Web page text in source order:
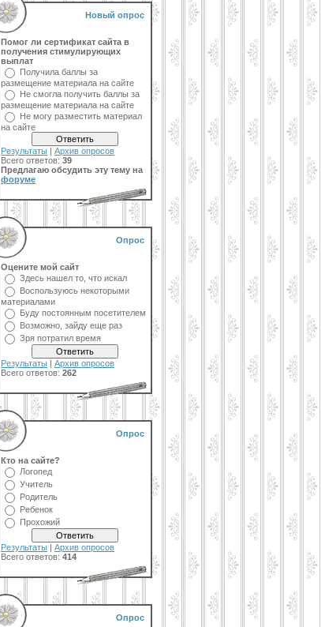
Новый опрос
Помог ли сертификат сайта в
получения стимулирующих
выплат
Получила баллы за
размещение материала на сайте
Не смогла получить баллы за
размещение материала на сайте
Не могу разместить материал
на сайте
Результаты | Архив опросов
Всего ответов: 39
Предлагаю обсудить эту тему на
форуме
Опрос
Оцените мой сайт
Здесь нашел то, что искал
Воспользуюсь некоторыми
материалами
Буду постоянным посетителем
Возможно, зайду еще раз
Зря потратил время
Результаты | Архив опросов
Всего ответов: 262
Опрос
Кто на сайте?
Логопед
Учитель
Родитель
Ребенок
Прохожий
Результаты | Архив опросов
Всего ответов: 414
Опрос